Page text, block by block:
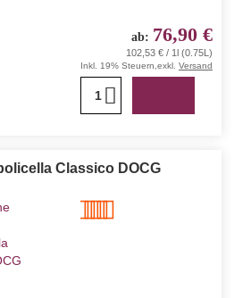
ab 76,90 €
102,53 € / 1l (0.75L)
Inkl. 19% Steuern exkl. Versand
1
Classico DOCG
Beeren, Leder und Zedernholz.
kräftiger Rotwein, hohes
Bewertung: